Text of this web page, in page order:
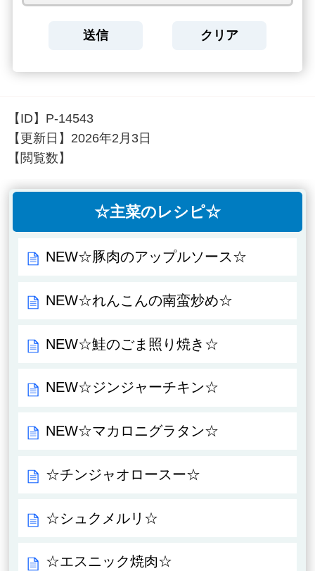
【ID】 P-14543
【更新日】 2026年2月3日
【閲覧数】
☆主菜のレシピ☆
NEW☆豚肉のアップルソース☆
NEW☆れんこんの南蛮炒め☆
NEW☆鮭のごま照り焼き☆
NEW☆ジンジャーチキン☆
NEW☆マカロニグラタン☆
☆チンジャオロースー☆
☆シュクメルリ☆
☆エスニック焼肉☆